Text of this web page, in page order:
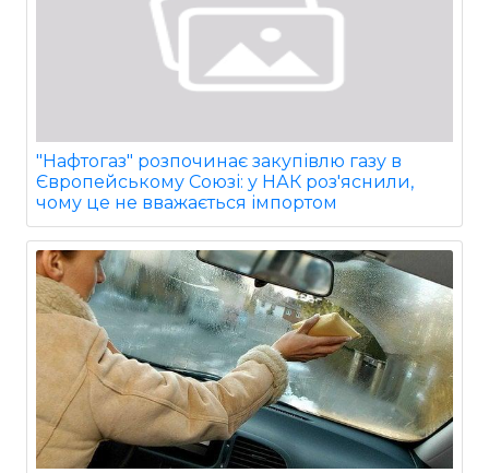
"Нафтогаз" розпочинає закупівлю газу в
Європейському Союзі: у НАК роз'яснили,
чому це не вважається імпортом